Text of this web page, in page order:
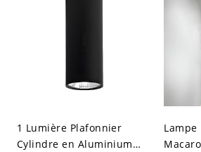
1 Lumière Plafonnier
Cylindre en Aluminium
Lampe